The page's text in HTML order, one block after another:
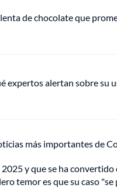
de chocolate que
expertos alertan sobre su
más importantes de
y que se ha
temor es que su caso